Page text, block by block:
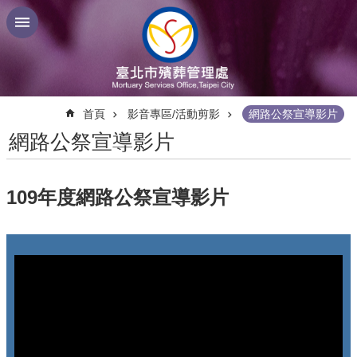
跳到主要內容區塊
首頁 影音專區/活動剪影 網路公祭宣導影片
網路公祭宣導影片
109年度網路公祭宣導影片